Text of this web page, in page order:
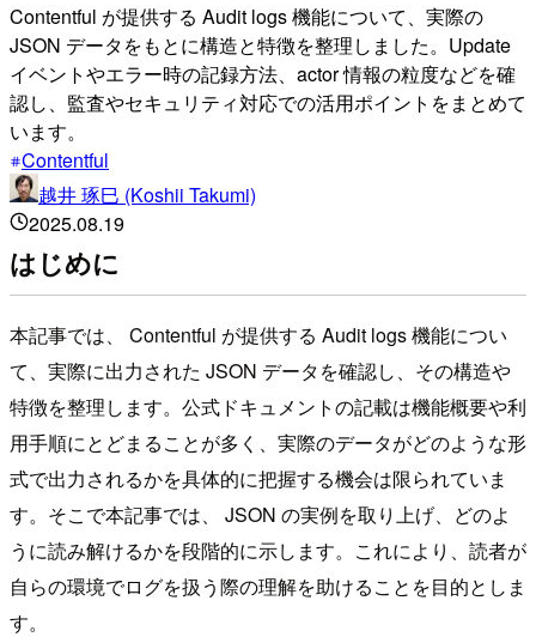
Contentful が提供する Audit logs 機能について、実際の
JSON データをもとに構造と特徴を整理しました。Update
イベントやエラー時の記録方法、actor 情報の粒度などを確
認し、監査やセキュリティ対応での活用ポイントをまとめて
います。
Contentful
越井 琢巳 (Koshii Takumi)
2025.08.19
はじめに
本記事では、 Contentful が提供する Audit logs 機能につい
て、実際に出力された JSON データを確認し、その構造や
特徴を整理します。公式ドキュメントの記載は機能概要や利
用手順にとどまることが多く、実際のデータがどのような形
式で出力されるかを具体的に把握する機会は限られていま
す。そこで本記事では、 JSON の実例を取り上げ、どのよ
うに読み解けるかを段階的に示します。これにより、読者が
自らの環境でログを扱う際の理解を助けることを目的としま
す。